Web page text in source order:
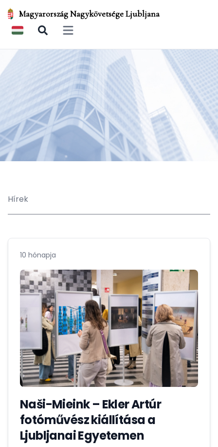
Magyarország Nagykövetsége Ljubljana
Open main menu
Hírek
10 hónapja
Naši-Mieink – Ekler Artúr
fotóművész kiállítása a
Ljubljanai Egyetemen